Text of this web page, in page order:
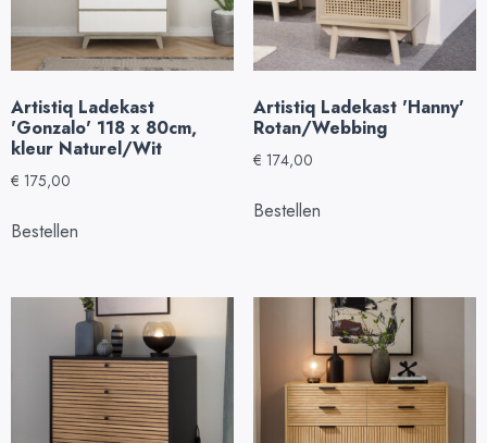
Artistiq Ladekast
'Gonzalo' 118 x 80cm,
kleur Naturel/Wit
€ 175,00
Bestellen
Artistiq Ladekast 'Hanny'
Rotan/Webbing
€ 174,00
Bestellen